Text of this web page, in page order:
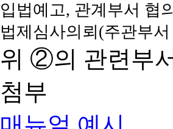
입법예고, 관계부서 협
법제심사의뢰(주관부
위 ②의 관련부
첨부